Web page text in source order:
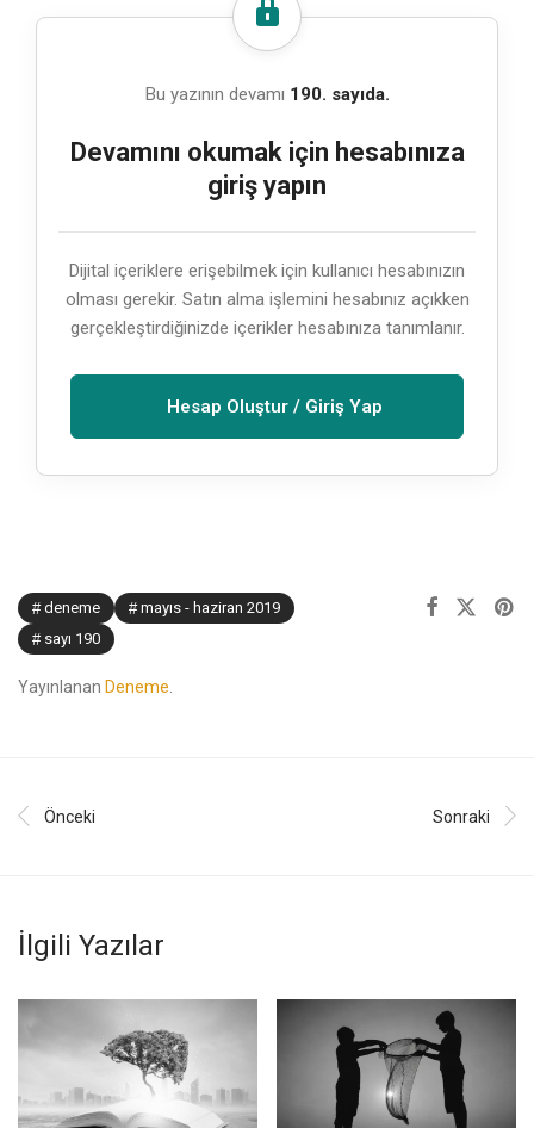
Bu yazının devamı 190. sayıda.
Devamını okumak için hesabınıza
giriş yapın
Dijital içeriklere erişebilmek için kullanıcı hesabınızın
olması gerekir. Satın alma işlemini hesabınız açıkken
gerçekleştirdiğinizde içerikler hesabınıza tanımlanır.
Hesap Oluştur / Giriş Yap
deneme
mayıs - haziran 2019
sayı 190
Yayınlanan Deneme
Önceki Sonraki
İlgili Yazılar